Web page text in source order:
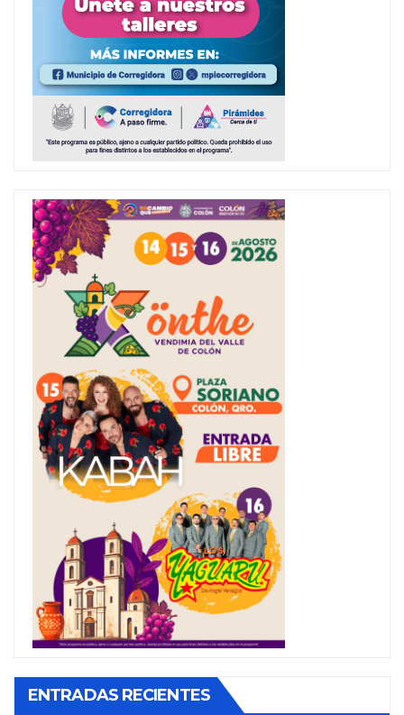
ENTRADAS RECIENTES